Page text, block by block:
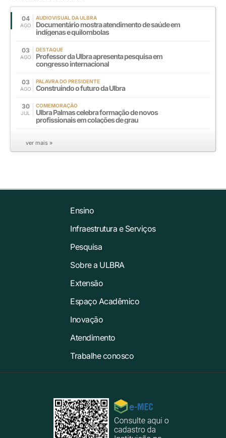
04
AGO
AUDIOVISUAL DA ULBRA
Documentário mostra atendimento de saúde em
indígenas e quilombolas
03
AGO
DESTAQUE
Professor da Ulbra apresenta pesquisa em
congresso internacional
03
AGO
PALAVRA DO PRESIDENTE
Construindo o futuro da Ulbra
30
JUL
COMEMORAÇÃO
Ulbra Palmas celebra formação de novos
profissionais em colações de grau
ver mais »
Ensino
Infraestrutura e Serviços
Pesquisa
Sobre a ULBRA
Extensão
Espaço Acadêmico
Inovação
Atendimento
Trabalhe conosco